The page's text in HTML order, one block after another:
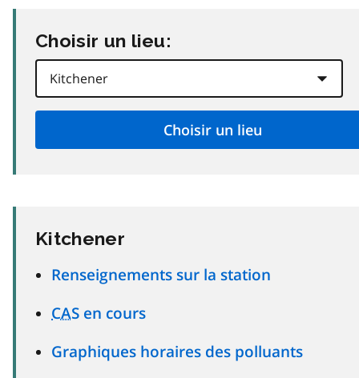
Choisir un lieu:
Kitchener
Renseignements sur la station
CAS en cours
Graphiques horaires des polluants